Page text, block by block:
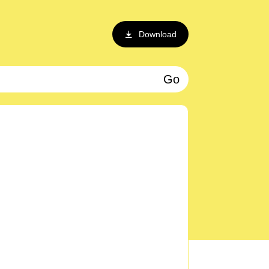
Download
Go